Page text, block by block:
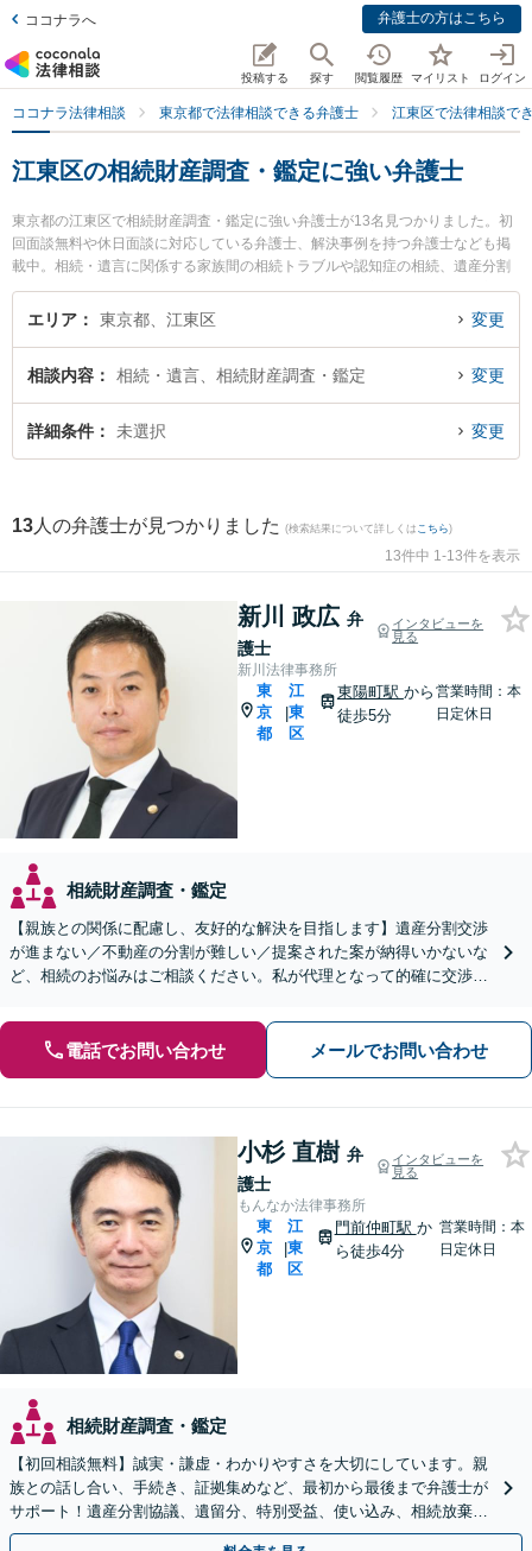
ココナラへ 弁護士の方はこちら
投稿する 探す 閲覧履歴 マイリスト ログイン
ココナラ法律相談 東京都で法律相談できる弁護士 江東区で法律相談で
江東区の相続財産調査・鑑定に強い弁護士
東京都の江東区で相続財産調査・鑑定に強い弁護士が13名見つかりました。初
回面談無料や休日面談に対応している弁護士、解決事例を持つ弁護士なども掲
載中。相続・遺言に関係する家族間の相続トラブルや認知症の相続、遺産分割
等の細かな分野での絞り込み検索もでき便利です。特に新川法律事務所の新川
政広弁護士やもんなか法律事務所の小杉 直樹弁護士、祐徳法律事務所の徳永 祐
護士に相談したい』『相続財産調査・鑑定のトラブル解決の実績豊富な近くの
弁護士を検索したい』『初回相談無料で相続財産調査・鑑定を法律相談できる
江東区内の弁護士に相談予約したい』などでお困りの相談者さんにおすすめで
エリア 東京都、江東区 変更
相談内容 相続・遺言、相続財産調査・鑑定 変更
詳細条件 未選択 変更
13 人の弁護士が見つかりました (検索結果について詳しくは こちら)
13件中 1-13件を表示
新川 政広 弁
護士
インタビューを
見る
新川法律事務所
東
京
都
|
江
東
区
東陽町駅 から
徒歩5分
営業時間：本
日定休日
相続財産調査・鑑定
【親族との関係に配慮し、友好的な解決を目指します】遺産分割交渉
が進まない／不動産の分割が難しい／提案された案が納得いかないな
ど、相続のお悩みはご相談ください。私が代理となって的確に交渉
電話でお問い合わせ メールでお問い合わせ
小杉 直樹 弁
護士
インタビューを
見る
もんなか法律事務所
東
京
都
|
江
東
区
門前仲町駅 か
ら徒歩4分
営業時間：本
日定休日
相続財産調査・鑑定
【初回相談無料】誠実・謙虚・わかりやすさを大切にしています。親
族との話し合い、手続き、証拠集めなど、最初から最後まで弁護士が
サポート！遺産分割協議、遺留分、特別受益、使い込み、相続放棄な
ど、お任せ【門前仲町駅4分】【弁護士歴15年以上】